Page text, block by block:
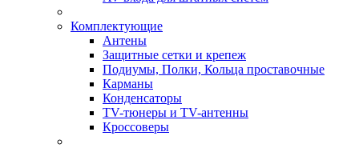
Комплектующие
Антены
Защитные сетки и крепеж
Подиумы, Полки, Кольца проставочные
Карманы
Конденсаторы
TV-тюнеры и TV-антенны
Кроссоверы